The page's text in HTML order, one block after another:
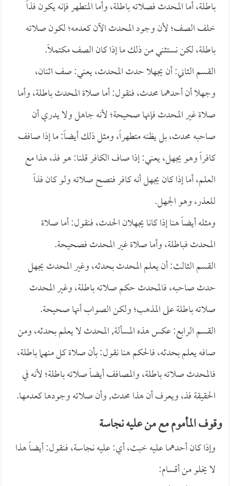
باطلة، أما المحدث فصلاته باطلة، وأما المتطهر فإنه يكون فذاً
خلف الصف؛ لأن وجود المحدث الآن كعدمه؛ لكون صلاته
باطلة، لكن نستثني من ذلك ما إذا كان الصف مكتملاً.
القسم الثاني: أن يجهلا حدث المحدث، يعني: صف اثنان،
وجهلا أن أحدهما محدث، فنقول: أما صلاة المحدث باطلة، وأما
صلاة غير المحدث فإنها صحيحة؛ لأنه جاهل ولا يدري أن
صاحبه محدث، بل يظنه متطهراً، ومثل ذلك أيضاً: ما إذا صافف
كافراً وهو يجهل، يعني: إذا صاف الكافر قلنا: هو فذ، هذا مع
العلم، أما إذا كان يجهل أنه كافر فتصح صلاته ولو كان فذاً
للعذر، وهو الجهل.
ومثله أيضاً هنا إذا كانا يجهلان الحدث، فنقول: أما صلاة
المحدث فباطلة، وأما صلاة غير المحدث فصحيحة.
القسم الثالث: أن يعلم المحدث بحدثه، وغير المحدث يجهل
حدث صاحبه، فالمحدث حكم صلاته باطلة، وغير المحدث
صلاته باطلة على المذهب؛ ولكن الصواب أنها صحيحة.
القسم الرابع: عكس هذه المسألة, المحدث لا يعلم بحدثه، ومن
صافه يعلم بحدثه، فالحكم هنا نقول: بأن صلاة كل منهما باطلة،
فالمحدث صلاته باطلة، والمصافف أيضاً صلاته باطلة؛ لأنه في
الحقيقة فذ، ويعرف أن هذا محدث, وأن صلاته وجودها كعدمها.
وقوف المأموم مع من عليه نجاسة
وإذا كان أحدهما عليه خبث، أي: عليه نجاسة، فنقول: أيضاً هذا
لا يخلو من أقسام: